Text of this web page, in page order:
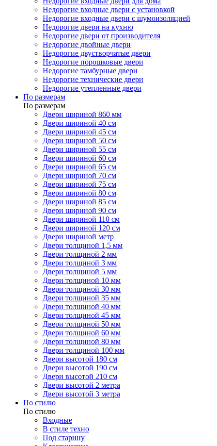
Недорогие входные двери с установкой
Недорогие входные двери с шумоизоляцией
Недорогие двери на кухню
Недорогие двери от производителя
Недорогие двойные двери
Недорогие двустворчатые двери
Недорогие порошковые двери
Недорогие тамбурные двери
Недорогие технические двери
Недорогие утепленные двери
По размерам
По размерам
Двери шириной 860 мм
Двери шириной 40 см
Двери шириной 45 см
Двери шириной 50 см
Двери шириной 55 см
Двери шириной 60 см
Двери шириной 65 см
Двери шириной 70 см
Двери шириной 75 см
Двери шириной 80 см
Двери шириной 85 см
Двери шириной 90 см
Двери шириной 110 см
Двери шириной 120 см
Двери шириной метр
Двери толщиной 1,5 мм
Двери толщиной 2 мм
Двери толщиной 3 мм
Двери толщиной 5 мм
Двери толщиной 10 мм
Двери толщиной 30 мм
Двери толщиной 35 мм
Двери толщиной 40 мм
Двери толщиной 45 мм
Двери толщиной 50 мм
Двери толщиной 60 мм
Двери толщиной 80 мм
Двери толщиной 100 мм
Двери высотой 180 см
Двери высотой 190 см
Двери высотой 210 см
Двери высотой 2 метра
Двери высотой 3 метра
По стилю
По стилю
Входные
В стиле техно
Под старину